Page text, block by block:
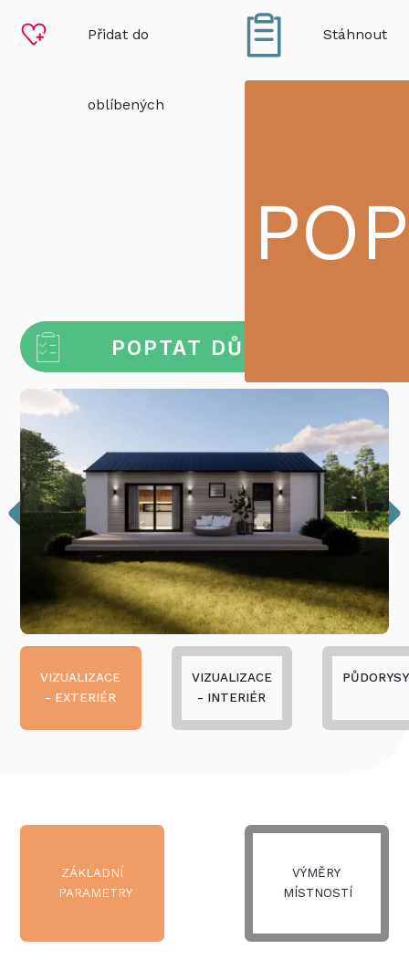
Přidat do
oblíbených
Stáhnout
POPTAT DŮM
VIZUALIZACE
- EXTERIÉR
VIZUALIZACE
- INTERIÉR
PŮDORYSY
ZÁKLADNÍ
PARAMETRY
VÝMĚRY
MÍSTNOSTÍ